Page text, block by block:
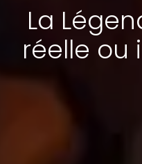
La
réelle ou